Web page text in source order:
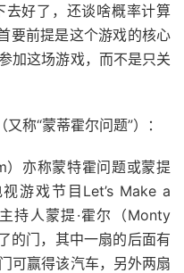
好了，还谈啥概率计算
要前提是这个游戏的核心
加这场游戏，而不是只关
又称“蒙蒂霍尔问题”）：
亦称蒙特霍问题或蒙提
游戏节目Let’s Make a
持人蒙提·霍尔（Monty
的门，其中一扇的后面有
可赢得该汽车，另外两扇